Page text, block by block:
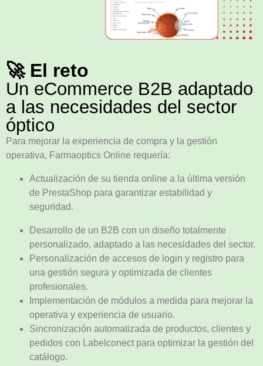
🚀 El reto
Un eCommerce B2B adaptado
a las necesidades del sector
óptico
Para mejorar la experiencia de compra y la gestión
operativa, Farmaoptics Online requería:
Actualización de su tienda online a la última versión
de PrestaShop para garantizar estabilidad y
seguridad.
Desarrollo de un B2B con un diseño totalmente
personalizado, adaptado a las necesidades del sector.
Personalización de accesos de login y registro para
una gestión segura y optimizada de clientes
profesionales.
Implementación de módulos a medida para mejorar la
operativa y experiencia de usuario.
Sincronización automatizada de productos, clientes y
pedidos con Labelconect para optimizar la gestión del
catálogo.